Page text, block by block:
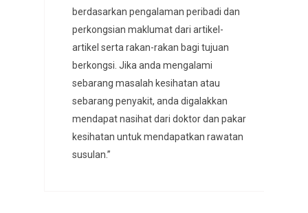
berdasarkan pengalaman peribadi dan
perkongsian maklumat dari artikel-
artikel serta rakan-rakan bagi tujuan
berkongsi. Jika anda mengalami
sebarang masalah kesihatan atau
sebarang penyakit, anda digalakkan
mendapat nasihat dari doktor dan pakar
kesihatan untuk mendapatkan rawatan
susulan.”